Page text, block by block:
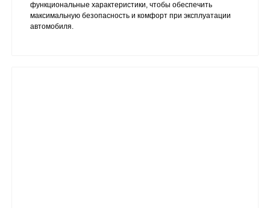
функциональные характеристики, чтобы обеспечить
максимальную безопасность и комфорт при эксплуатации
автомобиля.